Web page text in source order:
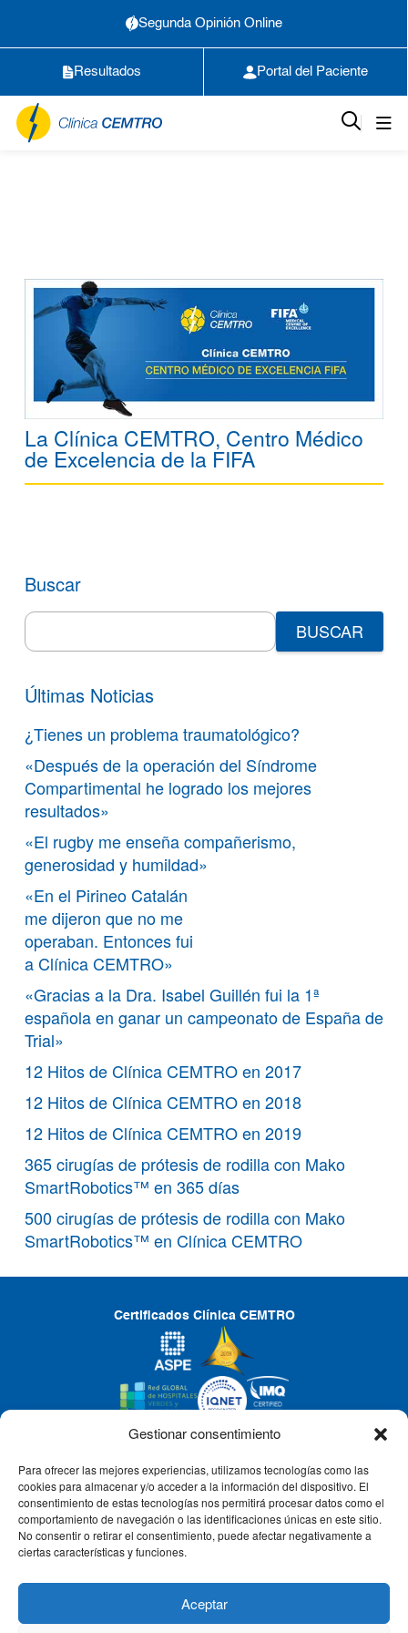
Gestionar consentimiento
Para ofrecer las mejores experiencias, utilizamos tecnologías como las
cookies para almacenar y/o acceder a la información del dispositivo. El
consentimiento de estas tecnologías nos permitirá procesar datos como el
comportamiento de navegación o las identificaciones únicas en este sitio.
No consentir o retirar el consentimiento, puede afectar negativamente a
ciertas características y funciones.
Aceptar
Segunda Opinión Online
Resultados Portal del Paciente
La Clínica CEMTRO, Centro Médico
de Excelencia de la FIFA
Buscar
Search
for:
Últimas Noticias
¿Tienes un problema traumatológico?
«Después de la operación del Síndrome
Compartimental he logrado los mejores
resultados»
«El rugby me enseña compañerismo,
generosidad y humildad»
«En el Pirineo Catalán
me dijeron que no me
operaban. Entonces fui
a Clínica CEMTRO»
«Gracias a la Dra. Isabel Guillén fui la 1ª
española en ganar un campeonato de España de
Trial»
12 Hitos de Clínica CEMTRO en 2017
12 Hitos de Clínica CEMTRO en 2018
12 Hitos de Clínica CEMTRO en 2019
365 cirugías de prótesis de rodilla con Mako
SmartRobotics™ en 365 días
500 cirugías de prótesis de rodilla con Mako
SmartRobotics™ en Clínica CEMTRO
Certificados Clínica CEMTRO
CLÍNICA CEMTRO
QUIÉNES SOMOS